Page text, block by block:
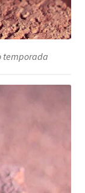
temporada